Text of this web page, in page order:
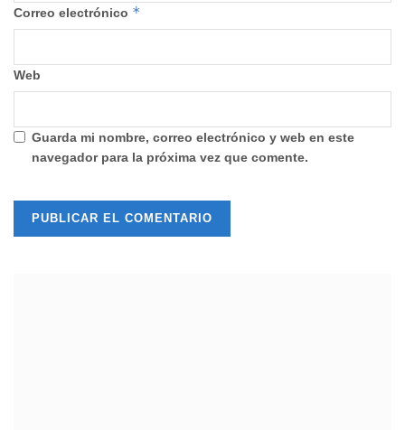
Correo electrónico *
Web
Guarda mi nombre, correo electrónico y web en este
navegador para la próxima vez que comente.